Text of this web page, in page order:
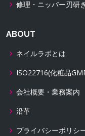
修理・ニッパー刃研
ABOUT
ネイルラボとは
ISO22716(化粧品
会社概要・業務案内
沿革
プライバシーポリシ